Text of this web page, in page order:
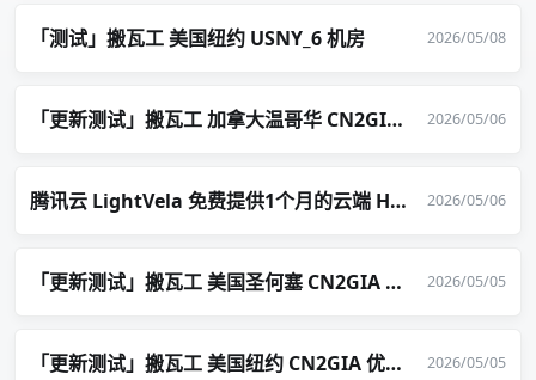
「测试」搬瓦工 美国纽约 USNY_6 机房 2026/05/08
「更新测试」搬瓦工 加拿大温哥华 CN2GIA 优化线路 - CABC_6 机房 2026/05/06
腾讯云 LightVela 免费提供1个月的云端 Hermes Agent 服务 2026/05/06
「更新测试」搬瓦工 美国圣何塞 CN2GIA 优化线路 - USCA_SJC5 机房 2026/05/05
「更新测试」搬瓦工 美国纽约 CN2GIA 优化线路 - USNY_8 机房 2026/05/05